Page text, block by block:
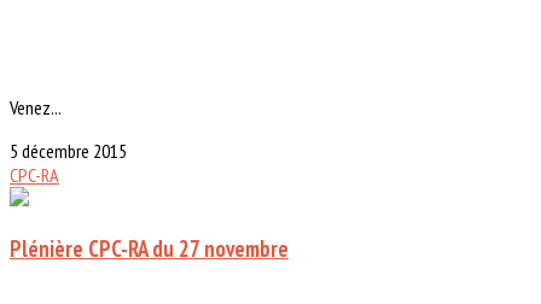
Venez...
5 décembre 2015
CPC-RA
Plénière CPC-RA du 27 novembre